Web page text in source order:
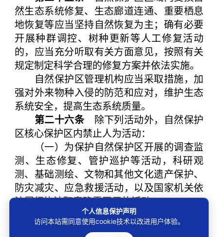
然生态系统修复、生态廊道连通、重要栖息
地恢复等应当坚持自然恢复为主；确有必要
开展种群调控、树种更新等人工修复活动
的，应当充分听取有关方面意见，按照有关
规定制定科学合理的修复方案并依法实施。
自然保护区管理机构应当采取措施，加
强对外来物种入侵的防范和应对，维护生态
系统安全，提高生态系统质量。
第二十六条除下列活动外，自然保护
区核心保护区内禁止人为活动：
（一）为保护自然保护区开展的调查监
测、生态修复、管护巡护等活动，科研观
测、基础测绘、文物和其他文化遗产保护、
防灾减灾、应急救援活动，以及国家机关依
法履行执法职责确需开展的活动；
（二）原有居民必要的生产生活活动，
以及确需保留、无法避让的已有重要基础设
个人信息保护声明
访问本站需同意使用cookie技术以改进用户体验。